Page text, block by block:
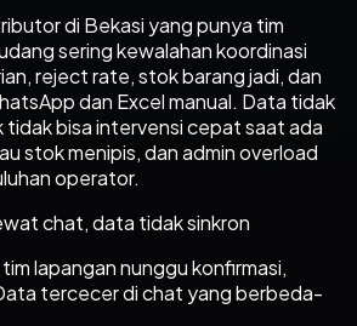
di Bekasi yang punya tim
sering kewalahan koordinasi
reject rate, stok barang jadi, dan
dan Excel manual. Data tidak
tidak bisa intervensi cepat saat ada
stok menipis, dan admin overload
operator.
chat, data tidak sinkron
lapangan nunggu konfirmasi,
tercecer di chat yang berbeda-